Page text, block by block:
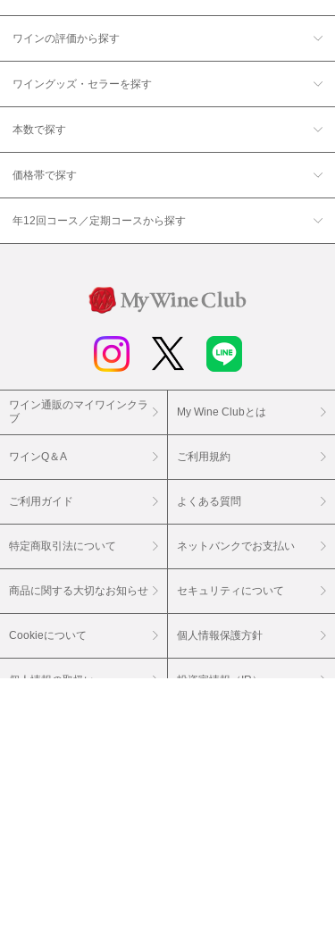
ワインの評価から探す
ワイングッズ・セラーを探す
本数で探す
価格帯で探す
年12回コース／定期コースから探す
ワイン通販のマイワインクラ
ブ
My Wine Clubとは
ワインQ＆A ご利用規約
ご利用ガイド よくある質問
特定商取引法について ネットバンクでお支払い
商品に関する大切なお知らせ セキュリティについて
Cookieについて 個人情報保護方針
個人情報の取扱い 投資家情報（IR）